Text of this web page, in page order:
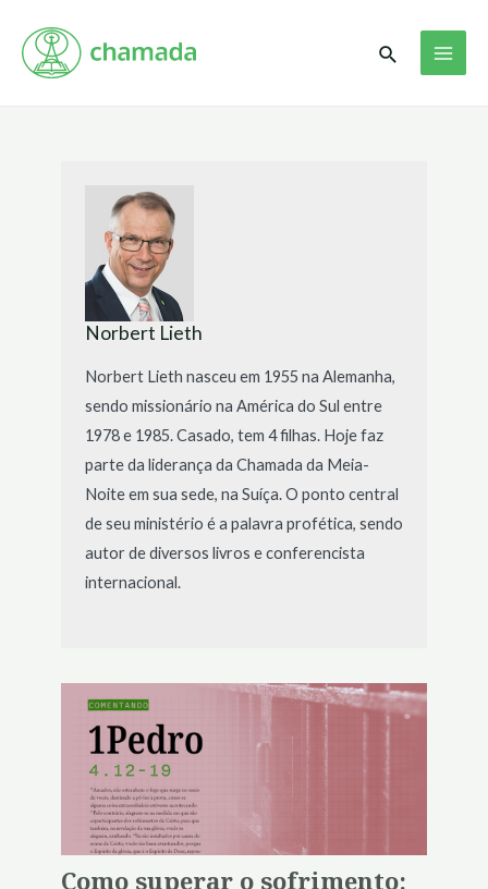
para
Pesquisar
Norbert Lieth
Norbert Lieth nasceu em 1955 na Alemanha,
sendo missionário na América do Sul entre
1978 e 1985. Casado, tem 4 filhas. Hoje faz
parte da liderança da Chamada da Meia-
Noite em sua sede, na Suíça. O ponto central
de seu ministério é a palavra profética, sendo
autor de diversos livros e conferencista
internacional.
Como superar o sofrimento:
de
posts